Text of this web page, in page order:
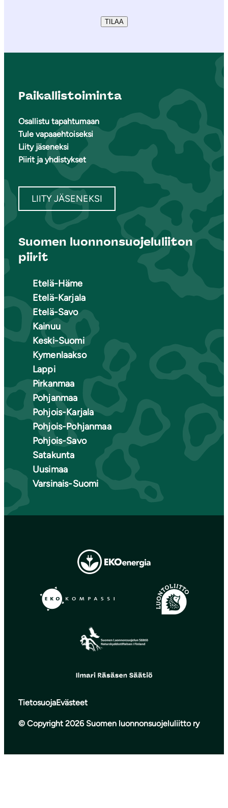
TILAA
Paikallistoiminta
Osallistu tapahtumaan
Tule vapaaehtoiseksi
Liity jäseneksi
Piirit ja yhdistykset
LIITY JÄSENEKSI
Suomen luonnonsuojeluliiton
piirit
Etelä-Häme
Etelä-Karjala
Etelä-Savo
Kainuu
Keski-Suomi
Kymenlaakso
Lappi
Pirkanmaa
Pohjanmaa
Pohjois-Karjala
Pohjois-Pohjanmaa
Pohjois-Savo
Satakunta
Uusimaa
Varsinais-Suomi
TietosuojaEvästeet
© Copyright 2026 Suomen luonnonsuojeluliitto ry